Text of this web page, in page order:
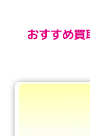
おすすめ買